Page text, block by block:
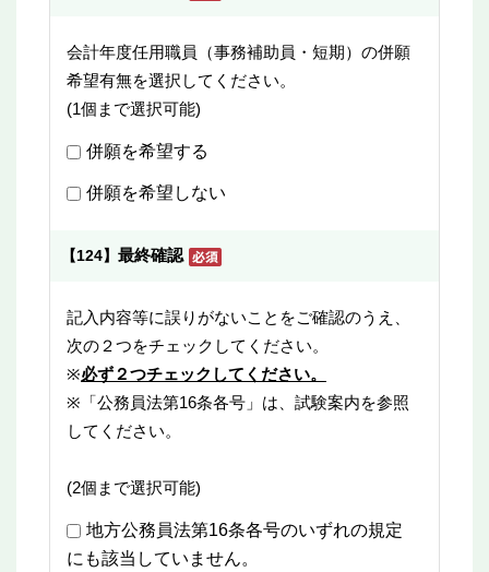
会計年度任用職員（事務補助員・短期）の併願
希望有無を選択してください。
(1個まで選択可能)
併願を希望する
併願を希望しない
【124】 最終確認
記入内容等に誤りがないことをご確認のうえ、
次の２つをチェックしてください。
※必ず２つチェックしてください。
※「公務員法第16条各号」は、試験案内を参照
してください。
(2個まで選択可能)
地方公務員法第16条各号のいずれの規定
にも該当していません。